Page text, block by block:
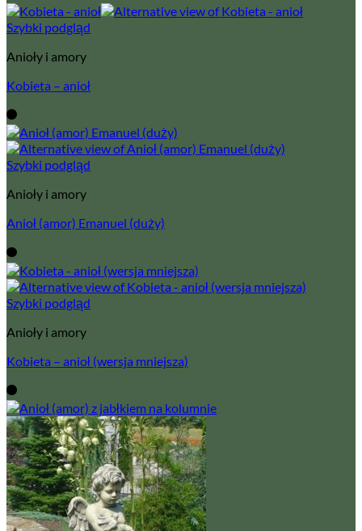
Szybki podgląd
Anioły i amory
Kobieta – anioł
Szybki podgląd
Anioły i amory
Anioł (amor) Emanuel (duży)
Szybki podgląd
Anioły i amory
Kobieta – anioł (wersja mniejsza)